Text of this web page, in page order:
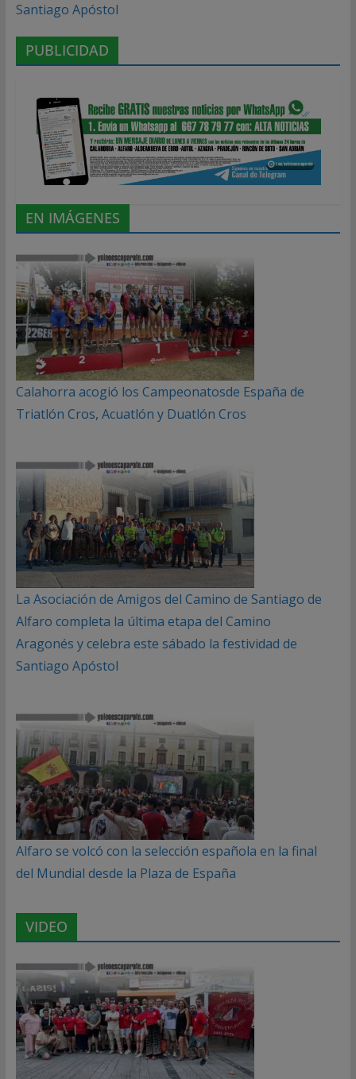
Santiago Apóstol
PUBLICIDAD
EN IMÁGENES
Calahorra acogió los Campeonatosde España de
Triatlón Cros, Acuatlón y Duatlón Cros
La Asociación de Amigos del Camino de Santiago de
Alfaro completa la última etapa del Camino
Aragonés y celebra este sábado la festividad de
Santiago Apóstol
Alfaro se volcó con la selección española en la final
del Mundial desde la Plaza de España
VIDEO